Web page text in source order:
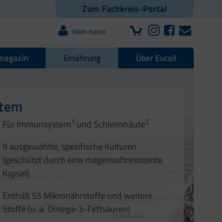
Zum Fachkreis-Portal
Mein Konto
Ernährung Über Eucell
Für Immunsystem1 und Schleimhäute2
9 ausgewählte, spezifische Kulturen
(geschützt durch eine magensaftresistente
Kapsel)
Enthält 55 Mikronährstoffe und weitere
Stoffe (u. a. Omega-3-Fettsäuren)
Nägel
1 2 3
4
3